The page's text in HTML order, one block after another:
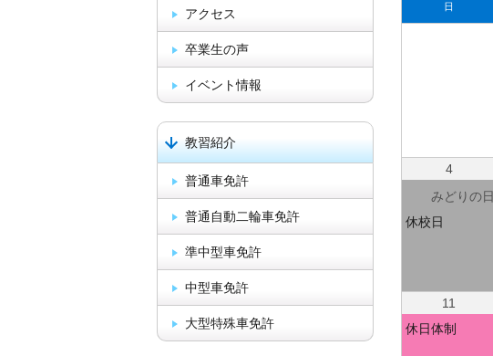
日
4
みどりの日
休校日
11
休日体制
アクセス
卒業生の声
イベント情報
教習紹介
普通車免許
普通自動二輪車免許
準中型車免許
中型車免許
大型特殊車免許